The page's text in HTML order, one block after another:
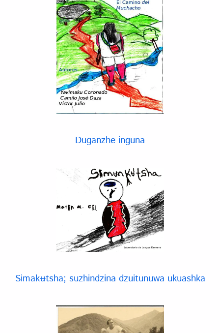
Duganzhe inguna
Simakʉtsha; suzhindzina dzuitunuwa ukuashka